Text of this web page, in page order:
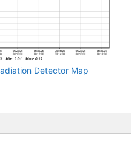
Detector Map